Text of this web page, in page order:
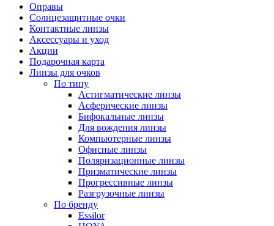
Оправы
Солнцезащитные очки
Контактные линзы
Аксессуары и уход
Акции
Подарочная карта
Линзы для очков
По типу
Астигматические линзы
Асферические линзы
Бифокальные линзы
Для вождения линзы
Компьютерные линзы
Офисные линзы
Поляризационные линзы
Призматические линзы
Прогрессивные линзы
Разгрузочные линзы
По бренду
Essilor